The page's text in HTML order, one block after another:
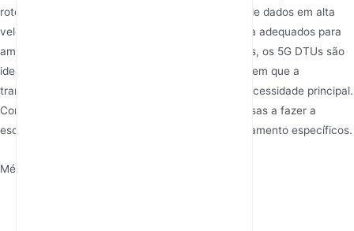
roteadores industriais 5G oferecem transmissão de dados em alta
velocidade, versatilidade e recursos de segurança adequados para
ambientes complexos e com múltiplos dispositivos, os 5G DTUs são
ideais para soluções mais simples e econômicas, em que a
transmissão de dados de sistemas legados é a necessidade principal.
Compreender essas diferenças ajudará as empresas a fazer a
escolha certa com base em seus requisitos e orçamento específicos.
Métodos de uso diferentes